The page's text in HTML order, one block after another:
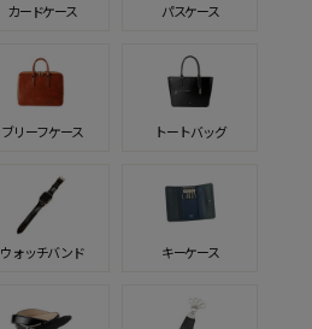
カードケース パスケース
ブリーフケース トートバッグ
ウォッチバンド キーケース